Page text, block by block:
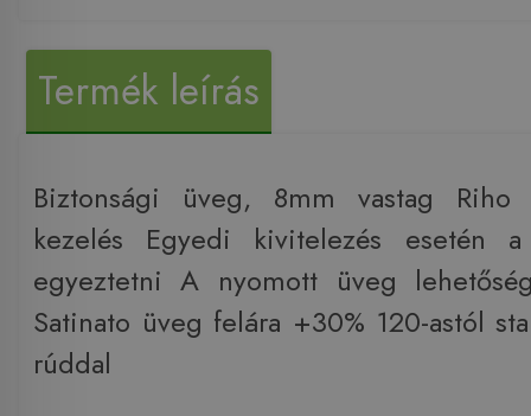
Termék leírás
Biztonsági üveg, 8mm vastag
kezelés Egyedi kivitelezés esetén
egyeztetni A nyomott üveg
Satinato üveg felára +30% 120-astól
rúddal